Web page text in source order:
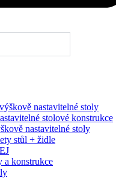
nastavitelné stoly
stolové konstrukce
nastavitelné stoly
stůl + židle
a konstrukce